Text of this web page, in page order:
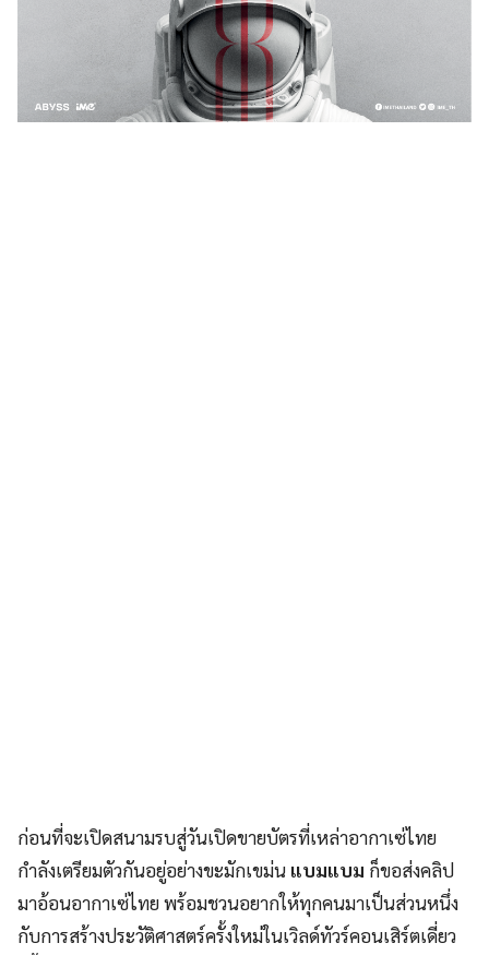
ก่อนที่จะเปิดสนามรบสู่วันเปิดขายบัตรที่เหล่าอากาเซ่ไทย
กำลังเตรียมตัวกันอยู่อย่างขะมักเขม่น แบมแบม ก็ขอส่งคลิป
มาอ้อนอากาเซ่ไทย พร้อมชวนอยากให้ทุกคนมาเป็นส่วนหนึ่ง
กับการสร้างประวัติศาสตร์ครั้งใหม่ในเวิลด์ทัวร์คอนเสิร์ตเดี่ยว